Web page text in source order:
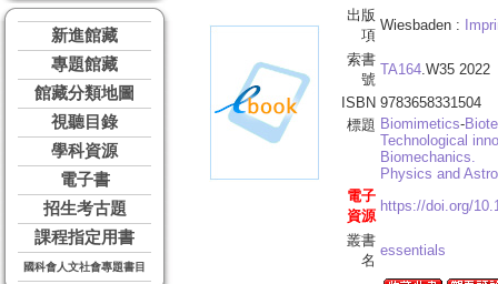
新進館藏
專題館藏
館藏分類地圖
視聽目錄
學科資源
電子書
招生考古題
課程指定用書
國科會人文社會專題書目
出版
項
Wiesbaden :
索書
號
TA164.W35 2022
ISBN 9783658331504
標題 Biomimetics-
Technological
Biomechanics.
Physics and
電子
資源
https://doi.org/
叢書
名
essentials